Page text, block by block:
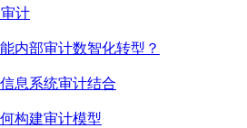
计
内部审计数智化转型？
息系统审计结合
构建审计模型